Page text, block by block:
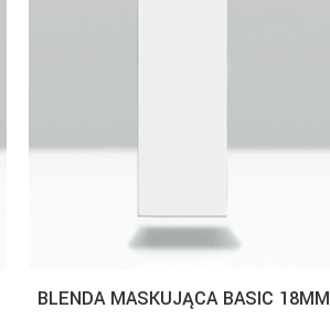
BLENDA MASKUJĄCA BASIC 18MM